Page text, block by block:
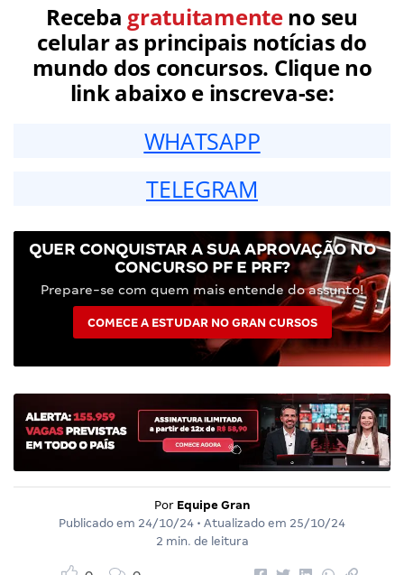
Receba gratuitamenteno seu
celular as principais notícias do
mundo dos concursos. Clique no
link abaixo e inscreva-se:
WHATSAPP
TELEGRAM
QUER CONQUISTAR A SUA APROVAÇÃO NO
CONCURSO PF E PRF?
Prepare-se com quem mais entende do assunto!
COMECE A ESTUDAR NO GRAN CURSOS
Por Equipe Gran
Publicado em 24/10/24 • Atualizado em 25/10/24
2 min. de leitura